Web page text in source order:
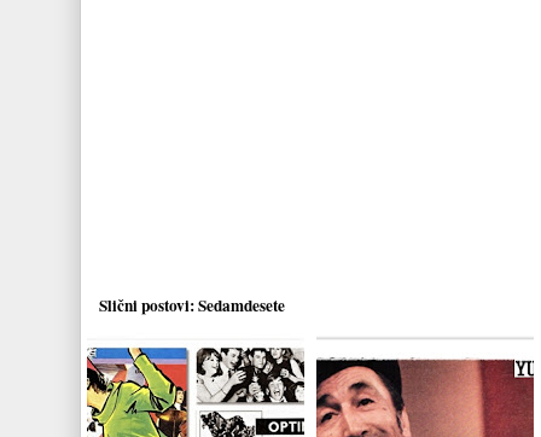
Slični postovi:Sedamdesete